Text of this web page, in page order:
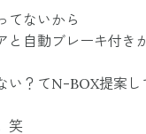
てないから
と自動ブレーキ付き
い？てN-BOX提案し
笑